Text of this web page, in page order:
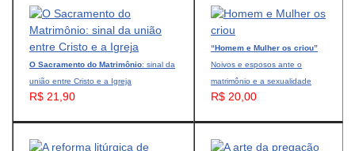
O Sacramento do Matrimônio: sinal da
união entre Cristo e a Igreja
R$ 21,90
“Homem e Mulher os criou”
Noivos e esposos ante o
matrimônio e a sexualidade
R$ 20,00